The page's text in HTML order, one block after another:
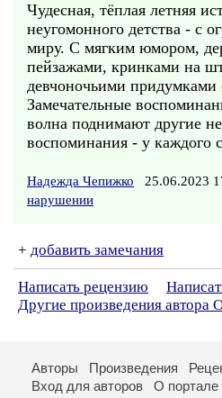
Чудесная, тёплая летняя
неугомонного детства - с
миру. С мягким юмором,
пейзажами, кринками на
девчоночьими придумками
Замечательные
волна поднимают другие
воспоминания - у каждого
Надежда Чепижко 25.06.2023
нарушении
+ добавить замечания
Написать рецензию
Другие произведения автора
Авторы Произведения
Вход для авторов
О портале